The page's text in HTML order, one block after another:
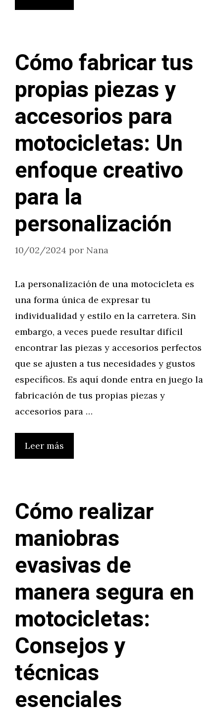
Cómo fabricar tus
propias piezas y
accesorios para
motocicletas: Un
enfoque creativo
para la
personalización
10/02/2024 por Nana
La personalización de una motocicleta es
una forma única de expresar tu
individualidad y estilo en la carretera. Sin
embargo, a veces puede resultar difícil
encontrar las piezas y accesorios perfectos
que se ajusten a tus necesidades y gustos
específicos. Es aquí donde entra en juego la
fabricación de tus propias piezas y
accesorios para …
Leer más
Cómo realizar
maniobras
evasivas de
manera segura en
motocicletas:
Consejos y
técnicas
esenciales